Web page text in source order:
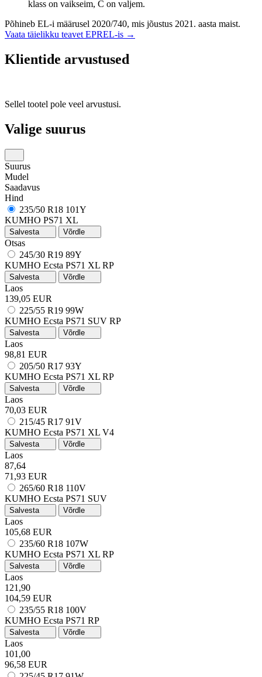
klass on vaikseim, C on valjem.
Põhineb EL-i määrusel 2020/740, mis jõustus 2021. aasta maist.
Vaata täielikku teavet EPREL-is →
Klientide arvustused
Sellel tootel pole veel arvustusi.
Valige suurus
Suurus
Mudel
Saadavus
Hind
235/50 R18 101Y
KUMHO PS71 XL
Salvesta Võrdle
Otsas
245/30 R19 89Y
KUMHO Ecsta PS71 XL RP
Salvesta Võrdle
Laos
139,05 EUR
225/55 R19 99W
KUMHO Ecsta PS71 SUV RP
Salvesta Võrdle
Laos
98,81 EUR
205/50 R17 93Y
KUMHO Ecsta PS71 XL RP
Salvesta Võrdle
Laos
70,03 EUR
215/45 R17 91V
KUMHO Ecsta PS71 XL V4
Salvesta Võrdle
Laos
87,64
71,93 EUR
265/60 R18 110V
KUMHO Ecsta PS71 SUV
Salvesta Võrdle
Laos
105,68 EUR
235/60 R18 107W
KUMHO Ecsta PS71 XL RP
Salvesta Võrdle
Laos
121,90
104,59 EUR
235/55 R18 100V
KUMHO Ecsta PS71 RP
Salvesta Võrdle
Laos
101,00
96,58 EUR